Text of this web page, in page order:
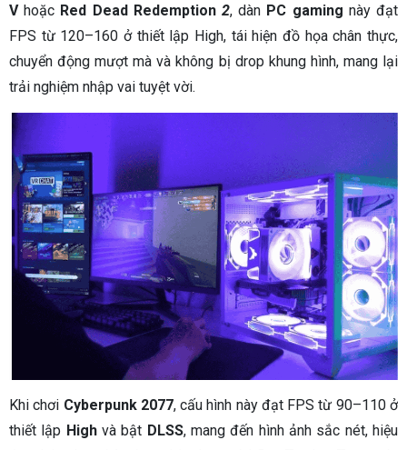
Vhoặc Red Dead Redemption2, dàn PC gaming này đạt
FPS từ 120–160 ở thiết lập High, tái hiện đồ họa chân thực,
chuyển động mượt mà và không bị drop khung hình, mang lại
trải nghiệm nhập vai tuyệt vời.
Khi chơi Cyberpunk 2077, cấu hình này đạt FPS từ 90–110 ở
thiết lập Highvà bật DLSS, mang đến hình ảnh sắc nét, hiệu